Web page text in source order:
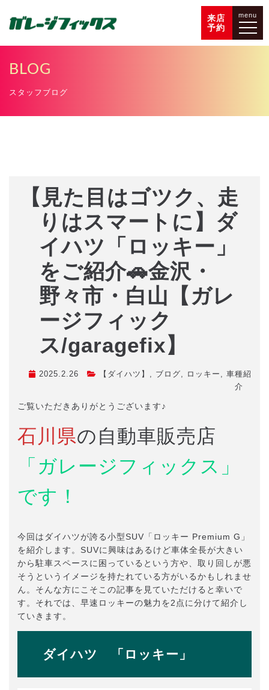
来店
予約
menu
BLOG
スタッフブログ
【見た目はゴツク、走
りはスマートに】ダ
イハツ「ロッキー」
をご紹介🚗金沢・
野々市・白山【ガレ
ージフィック
ス/garagefix】
2025.2.26 【ダイハツ】 , ブログ, ロッキー , 車種紹
介
ご覧いただきありがとうございます♪
石川県の自動車販売店
「ガレージフィックス」
です！
今回はダイハツが誇る小型SUV「ロッキー Premium G」
を紹介します。SUVに興味はあるけど車体全長が大きい
から駐車スペースに困っているという方や、取り回しが悪
そうというイメージを持たれている方がいるかもしれませ
ん。そんな方にこそこの記事を見ていただけると幸いで
す。それでは、早速ロッキーの魅力を2点に分けて紹介し
ていきます。
ダイハツ 「ロッキー」